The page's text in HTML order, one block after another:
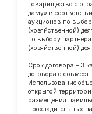
Товарищество с
даму» в
аукционов по
(хозяйственной)
по выбору
(хозяйственной)
Срок договора – 3
договора о
Использование
открытой
размещения
прохладительных